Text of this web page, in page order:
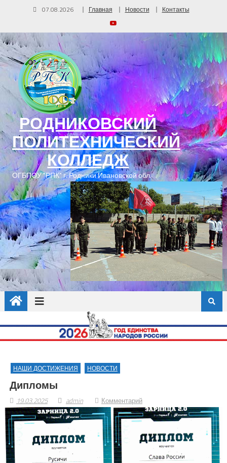
07.08.2026 Главная Новости Контакты
РОДНИКОВСКИЙ
ПОЛИТЕХНИЧЕСКИЙ
КОЛЛЕДЖ
ОГБПОУ "РПК" г. Родники Ивановской обл.
НАШИ ДОСТИЖЕНИЯ НОВОСТИ
Дипломы
19.03.2025 admin Комментарий